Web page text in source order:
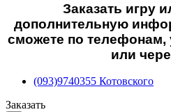
Заказать игру
дополнительную
сможете по телефонам,
или
(093)9740355 Котовского
Заказать